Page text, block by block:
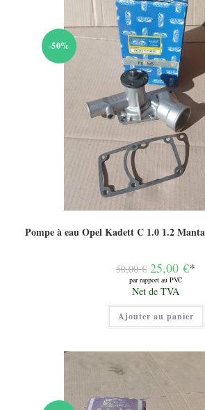
-50%
Pompe à eau Opel Kadett C 1.0 1.2
50,00€ Le
prix
initial
était :
50,00 €.
25,00 €*
par rapport au PVC
Le
prix
actuel
est :
25,00 €.
Net de TVA
Ajouter au panier